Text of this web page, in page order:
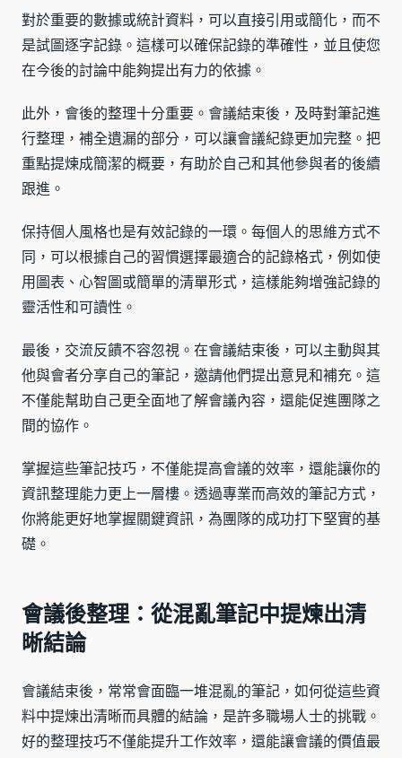
對於重要的數據或統計資料，可以直接引用或簡化，而不
是試圖逐字記錄。這樣可以確保記錄的準確性，並且使您
在今後的討論中能夠提出有力的依據。
此外，會後的整理十分重要。會議結束後，及時對筆記進
行整理，補全遺漏的部分，可以讓會議紀錄更加完整。把
重點提煉成簡潔的概要，有助於自己和其他參與者的後續
跟進。
保持個人風格也是有效記錄的一環。每個人的思維方式不
同，可以根據自己的習慣選擇最適合的記錄格式，例如使
用圖表、心智圖或簡單的清單形式，這樣能夠增強記錄的
靈活性和可讀性。
最後，交流反饋不容忽視。在會議結束後，可以主動與其
他與會者分享自己的筆記，邀請他們提出意見和補充。這
不僅能幫助自己更全面地了解會議內容，還能促進團隊之
間的協作。
掌握這些筆記技巧，不僅能提高會議的效率，還能讓你的
資訊整理能力更上一層樓。透過專業而高效的筆記方式，
你將能更好地掌握關鍵資訊，為團隊的成功打下堅實的基
礎。
會議後整理：從混亂筆記中提煉出清
晰結論
會議結束後，常常會面臨一堆混亂的筆記，如何從這些資
料中提煉出清晰而具體的結論，是許多職場人士的挑戰。
好的整理技巧不僅能提升工作效率，還能讓會議的價值最